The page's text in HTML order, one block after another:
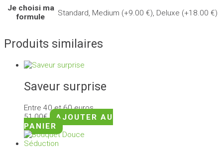
Je choisi ma
formule
Standard, Medium (+9.00 €), Deluxe (+18.00 €)
Produits similaires
Saveur surprise
Entre 40 et 60 euros
51,00€
AJOUTER AU
PANIER